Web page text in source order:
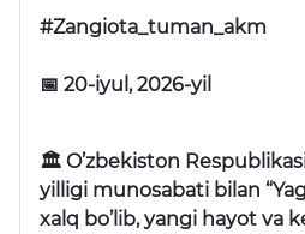
#Zangiota_tuman_akm
📅 20-iyul, 2026-yil
🏛 O’zbekiston
yilligi munosabati bilan
xalq bo’lib, yangi hayot va